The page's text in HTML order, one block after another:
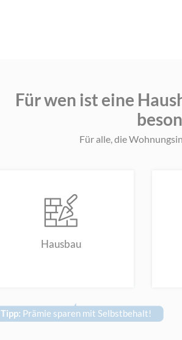
Für wen ist eine
Für alle, die
Hausbau
Tipp: Prämie sparen mit Selbstbehalt!